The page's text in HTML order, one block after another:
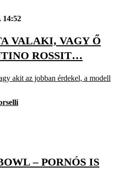
14:52
VALAKI, VAGY Ő
ROSSIT…
akit az jobban érdekel, a modell
– PORNÓS IS